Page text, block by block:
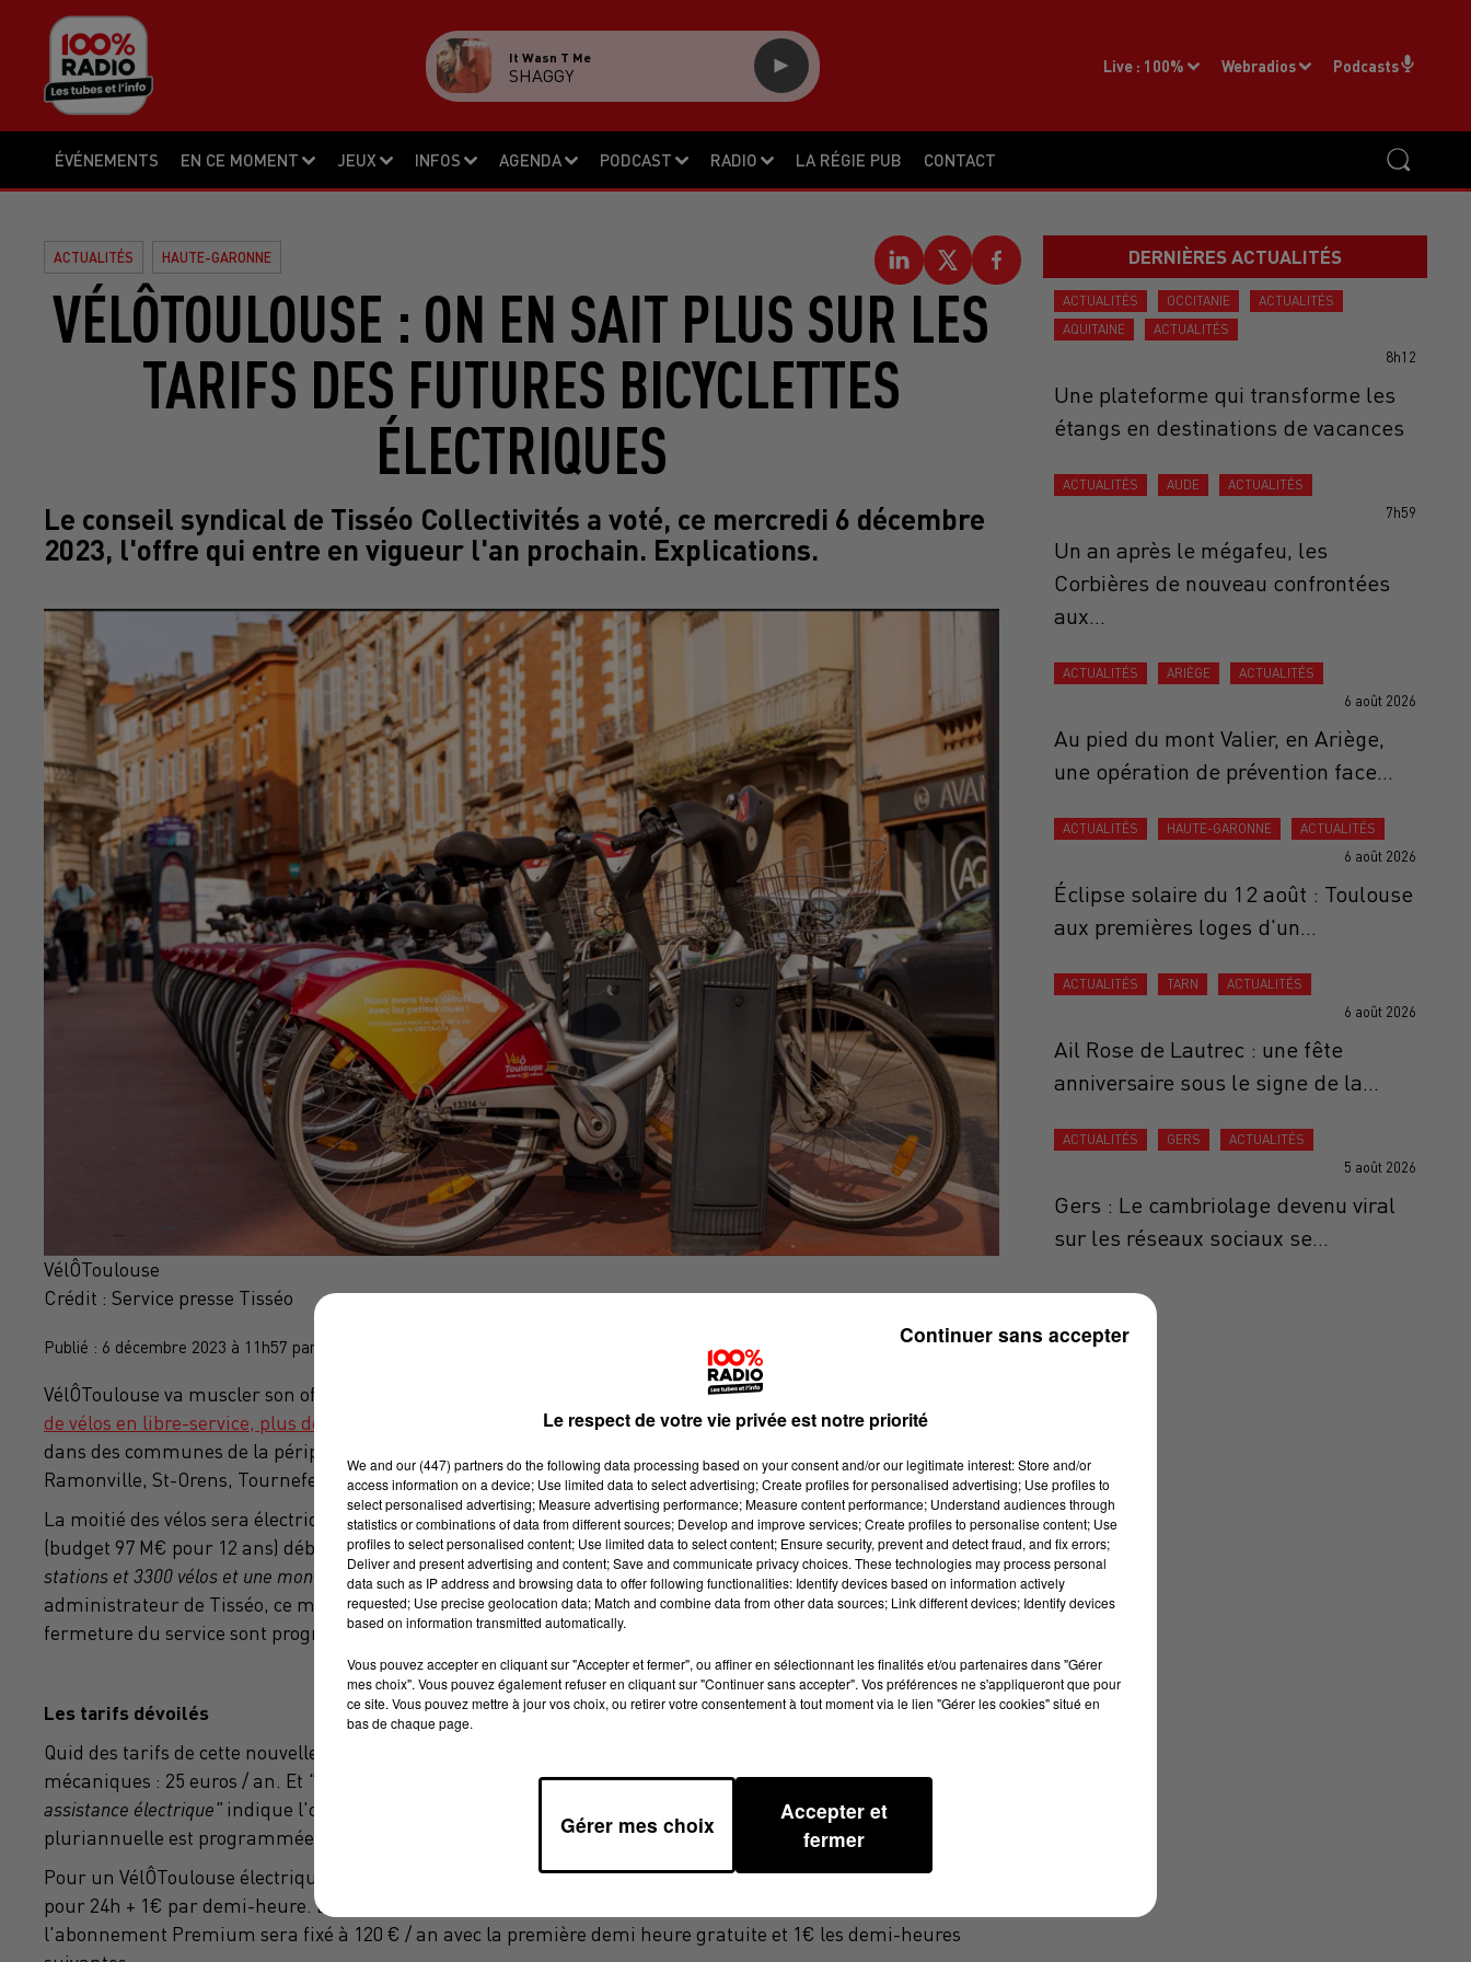
ÉVÉNEMENTS EN CE MOMENT JEUX INFOS AGENDA PODCAST RADIO LA RÉGIE PUB CONTACT
Live : 100% Webradios Podcasts
It Wasn T Me
SHAGGY
ACTUALITÉS HAUTE-GARONNE
VÉLÔTOULOUSE : ON EN SAIT PLUS SUR LES
TARIFS DES FUTURES BICYCLETTES
ÉLECTRIQUES
Le conseil syndical de Tisséo Collectivités a voté, ce mercredi 6 décembre
2023, l'offre qui entre en vigueur l'an prochain. Explications.
VélÔToulouse
Crédit : Service presse Tisséo
Publié : 6 décembre 2023 à 11h57 par Brice Vidal
VélÔToulouse va muscler son offre l'an prochain et la proche banlieue va pouvoir en bénéficier.
de vélos en libre-service, plus de stations
: 117 stations supplémentaires dans les faubourgs et 75 stations
dans des communes de la périphérie : Aucamville, Balma, Blagnac, Colomiers, Quint-Fonsegrives, Labège,
Ramonville, St-Orens, Tournefeuille, l'Union.
La moitié des vélos sera électrique dans le nouveau parc, dont l'exploitation par l'entreprise JC Decaux
(budget 97 M€ pour 12 ans) débute le 2 septembre 2024 ;"on passera de 283 stations et 2600 deux-roues à 400
stations et 3300 vélos et une montée en charge est prévue jusqu'en septembre 2025"a expliqué Pierre Trautmann
administrateur de Tisséo, ce mercredi en conseil syndical. S'agissant de la mise en place, des travaux avec
fermeture du service sont programmés l'été prochain.
Les tarifs dévoilés
Quid des tarifs de cette nouvelle offre ? Le tarif actuel de l'abonnement ne sera pas modifié pour les vélos
mécaniques : 25 euros / an. Et "une offre Premium sera proposée pour les utilisateurs réguliers de vélos à
assistance électrique" indique l'opérateur des transports toulousains. Notez qu'une augmentation
pluriannuelle est programmée jusqu'en 2026.
Pour un VélÔToulouse électrique ce sera 1 € la décroche pour un trajet + 1€ par demi-heure. 2 € la décroche
pour 24h + 1€ par demi-heure. L'abonnement annuel est fixé à 25 €/an + 1€ par demi-heure. Enfin
l'abonnement Premium sera fixé à 120 € / an avec la première demi heure gratuite et 1€ les demi-heures
DERNIÈRES ACTUALITÉS
ACTUALITÉS OCCITANIE
ACTUALITÉS
AQUITAINE
ACTUALITÉS
8h12
Une plateforme qui transforme les
étangs en destinations de vacances
ACTUALITÉS AUDE ACTUALITÉS
7h59
Un an après le mégafeu, les
Corbières de nouveau confrontées
aux...
ACTUALITÉS ARIÈGE ACTUALITÉS
6 août 2026
Au pied du mont Valier, en Ariège,
une opération de prévention face...
ACTUALITÉS HAUTE-GARONNE ACTUALITÉS
6 août 2026
Éclipse solaire du 12 août : Toulouse
aux premières loges d'un...
ACTUALITÉS TARN ACTUALITÉS
6 août 2026
Ail Rose de Lautrec : une fête
anniversaire sous le signe de la...
ACTUALITÉS GERS ACTUALITÉS
5 août 2026
Gers : Le cambriolage devenu viral
sur les réseaux sociaux se...
Le respect de votre vie privée est notre priorité
We and our (447) partnersdo the following data processing based on your consent and/or our legitimate interest: Store and/or
access information on a device; Use limited data to select advertising; Create profiles for personalised advertising; Use profiles to
select personalised advertising; Measure advertising performance; Measure content performance; Understand audiences through
statistics or combinations of data from different sources; Develop and improve services; Create profiles to personalise content; Use
profiles to select personalised content; Use limited data to select content; Ensure security, prevent and detect fraud, and fix errors;
Deliver and present advertising and content; Save and communicate privacy choices. These technologies may process personal
data such as IP address and browsing data to offer following functionalities: Identify devices based on information actively
requested; Use precise geolocation data; Match and combine data from other data sources; Link different devices; Identify devices
based on information transmitted automatically.
Vous pouvez accepter en cliquant sur "Accepter et fermer", ou affiner en sélectionnant les finalités et/ou partenaires dans "Gérer
mes choix". Vous pouvez également refuser en cliquant sur "Continuer sans accepter". Vos préférences ne s'appliqueront que pour
ce site. Vous pouvez mettre à jour vos choix, ou retirer votre consentement à tout moment via le lien "Gérer les cookies" situé en
bas de chaque page.
Gérer mes choix
Accepter et
fermer
Continuer sans accepter